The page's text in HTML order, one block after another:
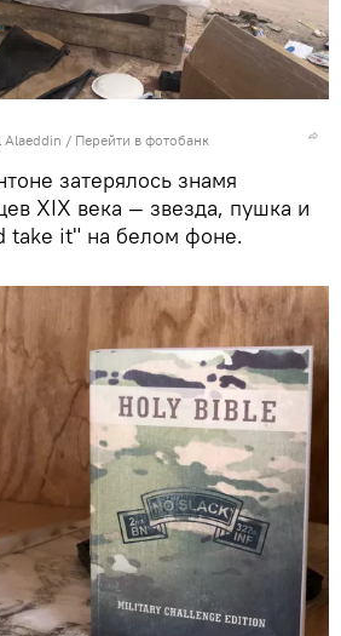
/ Перейти в фотобанк
затерялось знамя
XIX века — звезда, пушка и
take it" на белом фоне.